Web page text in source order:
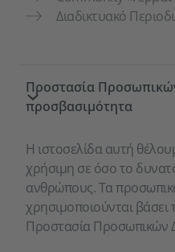
Διαδικτυακό
Προστασία
προσβασιμότητα
Η ιστοσελίδα αυτή
χρήσιμη σε όσο το
ανθρώπους. Τα
χρησιμοποιούνται
Προστασία Προσωπικών